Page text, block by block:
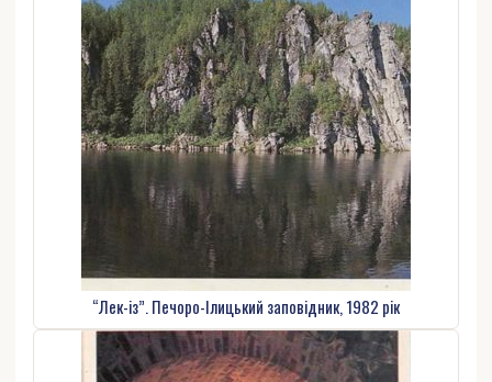
“Лек-із”. Печоро-Ілицький заповідник, 1982 рік